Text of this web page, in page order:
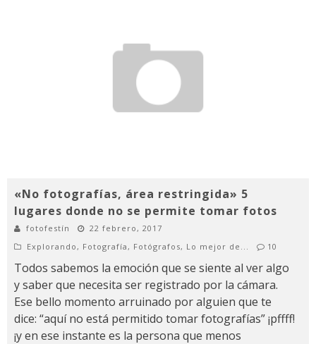
«No fotografías, área restringida» 5
lugares donde no se permite tomar fotos
fotofestín
22 febrero, 2017
Explorando, Fotografía, Fotógrafos, Lo mejor de... 10
Todos sabemos la emoción que se siente al ver algo
y saber que necesita ser registrado por la cámara.
Ese bello momento arruinado por alguien que te
dice: “aquí no está permitido tomar fotografías” ¡pffff!
¡y en ese instante es la persona que menos